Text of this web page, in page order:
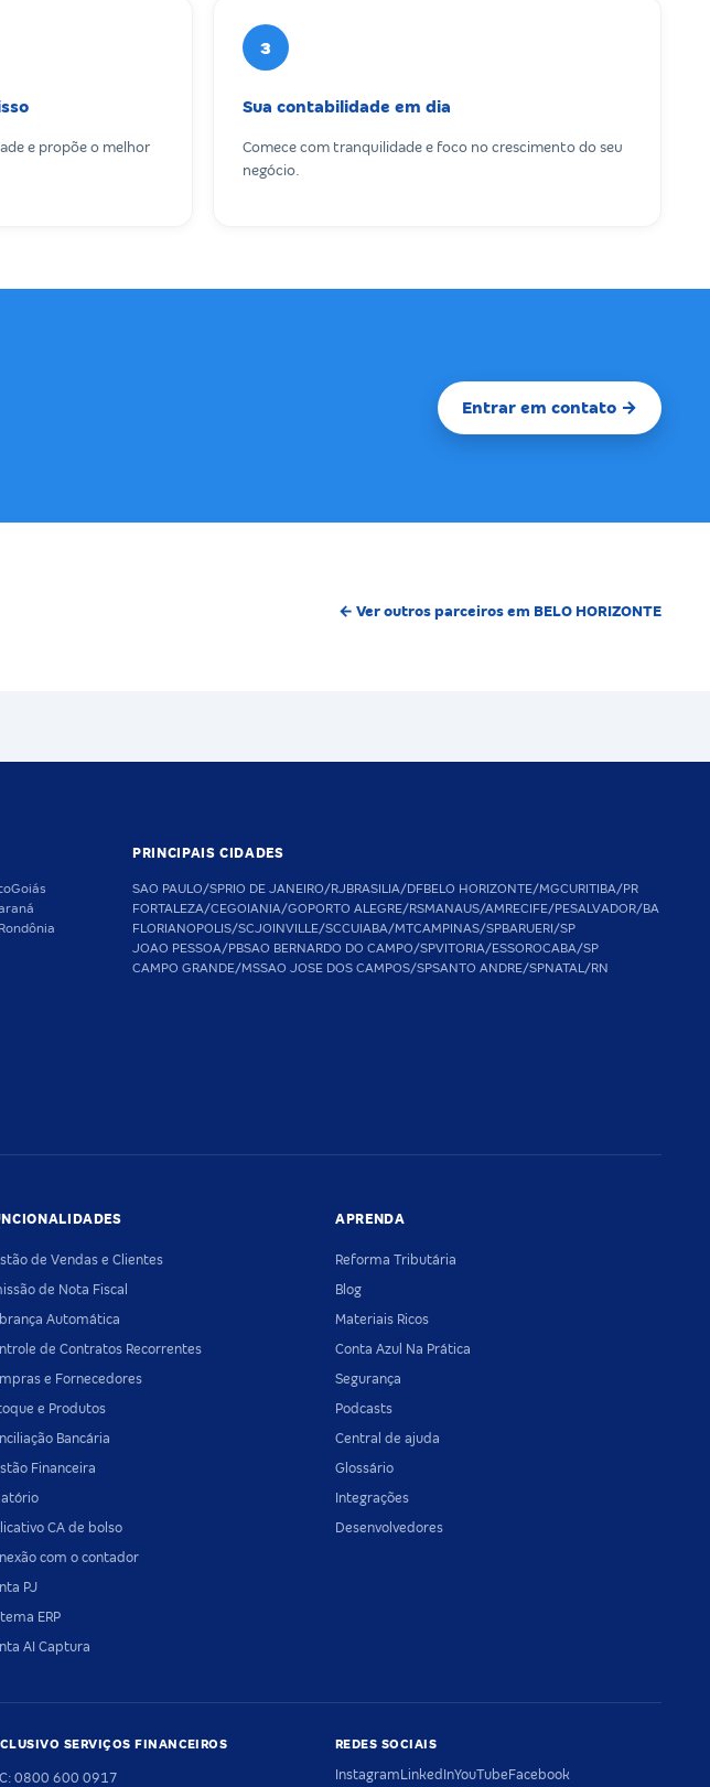
e propõe o melhor
3
Sua contabilidade em dia
Comece com tranquilidade e foco no crescimento do seu
negócio.
Entrar em contato →
← Ver outros parceiros em BELO HORIZONTE
Goiás
Rondônia
PRINCIPAIS CIDADES
SAO PAULO/SPRIO DE JANEIRO/RJBRASILIA/DFBELO HORIZONTE/MGCURITIBA/PR
FORTALEZA/CEGOIANIA/GOPORTO ALEGRE/RSMANAUS/AMRECIFE/PESALVADOR/BA
FLORIANOPOLIS/SCJOINVILLE/SCCUIABA/MTCAMPINAS/SPBARUERI/SP
JOAO PESSOA/PBSAO BERNARDO DO CAMPO/SPVITORIA/ESSOROCABA/SP
CAMPO GRANDE/MSSAO JOSE DOS CAMPOS/SPSANTO ANDRE/SPNATAL/RN
de Vendas e Clientes
de Nota Fiscal
Automática
de Contratos Recorrentes
e Fornecedores
e Produtos
Bancária
Financeira
CA de bolso
com o contador
PJ
ERP
AI Captura
APRENDA
Reforma Tributária
Blog
Materiais Ricos
Conta Azul Na Prática
Segurança
Podcasts
Central de ajuda
Glossário
Integrações
Desenvolvedores
SERVIÇOS FINANCEIROS
0800 600 0917
REDES SOCIAIS
InstagramLinkedInYouTubeFacebook